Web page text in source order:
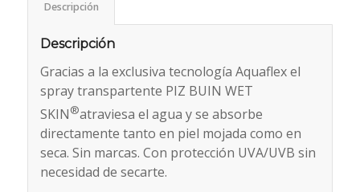
Descripción
Descripción
Gracias a la exclusiva tecnología Aquaflex el
spray transpartente PIZ BUIN WET
SKIN®atraviesa el agua y se absorbe
directamente tanto en piel mojada como en
seca. Sin marcas. Con protección UVA/UVB sin
necesidad de secarte.